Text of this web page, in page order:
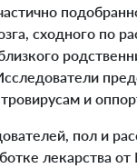
сходного по
и
пол и
лекарства